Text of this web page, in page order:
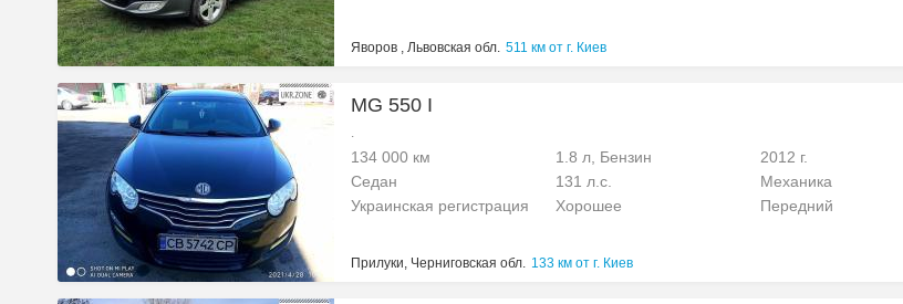
Яворов , Львовская обл. 511 км от г. Киев
MG 550 I
.
134 000 км 1.8 л, Бензин
2012 г.
Седан
131 л.с.
Механика
Украинская регистрация
Хорошее Передний
Прилуки, Черниговская обл. 133 км от г. Киев